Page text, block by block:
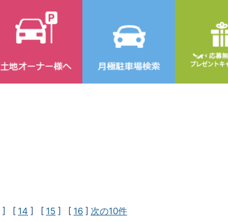
] [ 14 ] [ 15 ] [ 16 ] 次の10件